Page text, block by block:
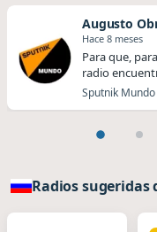
Augusto
Hace 8 meses
Para que,
radio
Sputnik Mundo
Radios sugeridas